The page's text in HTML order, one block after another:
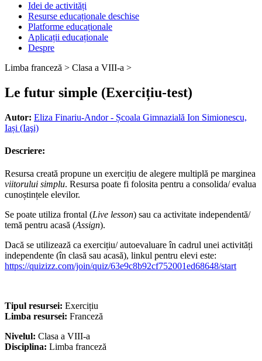
Idei de activități
Resurse educaționale deschise
Platforme educaționale
Aplicații educaționale
Despre
Limba franceză > Clasa a VIII-a >
Le futur simple (Exercițiu-test)
Autor: Eliza Finariu-Andor - Școala Gimnazială Ion Simionescu,
Iași (Iaşi)
Descriere:
Resursa creată propune un exercițiu de alegere multiplă pe marginea
viitorului simplu. Resursa poate fi folosita pentru a consolida/ evalua
cunoștințele elevilor.
Se poate utiliza frontal (Live lesson) sau ca activitate independentă/
temă pentru acasă (Assign).
Dacă se utilizează ca exercițiu/ autoevaluare în cadrul unei activități
independente (în clasă sau acasă), linkul pentru elevi este:
https://quizizz.com/join/quiz/63e9c8b92cf752001ed68648/start
Tipul resursei: Exercițiu
Limba resursei: Franceză
Nivelul: Clasa a VIII-a
Disciplina: Limba franceză